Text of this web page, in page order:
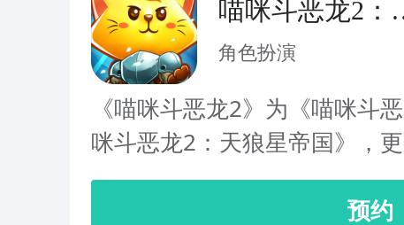
喵咪斗恶龙2：
狼星帝国
角色扮演
《喵咪斗恶龙2》为《喵咪斗
咪斗恶龙2：天狼星帝国》，
预约